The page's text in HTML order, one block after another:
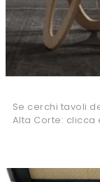
Se cerchi tavoli
Alta Corte: clicca